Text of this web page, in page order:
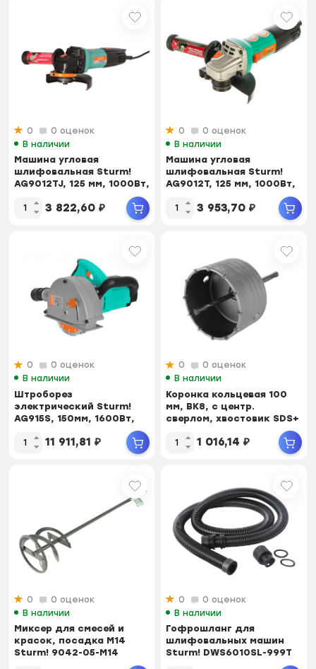
0
0 оценок
В наличии
Машина угловая
шлифовальная Sturm!
AG9012TJ, 125 мм, 1000Вт,
3 822,60 ₽
0
0 оценок
В наличии
Машина угловая
шлифовальная Sturm!
AG9012T, 125 мм, 1000Вт,
3 953,70 ₽
0
0 оценок
В наличии
Штроборез
электрический Sturm!
AG915S, 150мм, 1600Вт,
плав.пуск,к...
11 911,81 ₽
0
0 оценок
В наличии
Коронка кольцевая 100
мм, BK8, с центр.
cверлом, хвостовик SDS+
1 016,14 ₽
0
0 оценок
В наличии
Миксер для смесей и
красок, посадка М14
Sturm! 9042-05-M14
0
0 оценок
В наличии
Гофрошланг для
шлифовальных машин
Sturm! DWS6010SL-999T